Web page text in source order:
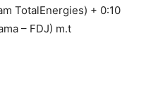
TotalEnergies) + 0:10
– FDJ) m.t